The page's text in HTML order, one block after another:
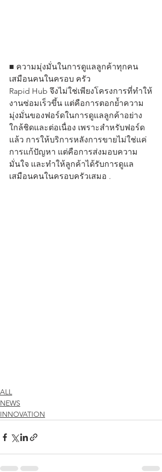
■ ความมุ่งมั่นในการดูแลลูกค้าทุกคน
เสมือนคนในครอบ ครัว
Rapid Hub จึงไม่ใช่เพียงโครงการที่ทำให้
งานซ่อมเร็วขึ้น แต่คือการตอกย้ำความ
มุ่งมั่นของฟอร์ดในการดูแลลูกค้าอย่าง
ใกล้ชิดและต่อเนื่อง เพราะสำหรับฟอร์ด
แล้ว การให้บริการหลังการขายไม่ใช่แค่
การแก้ปัญหา แต่คือการส่งมอบความ
มั่นใจ และทำให้ลูกค้าได้รับการดูแล
เสมือนคนในครอบครัวเสมอ .
ALL
NEWS
INNOVATION